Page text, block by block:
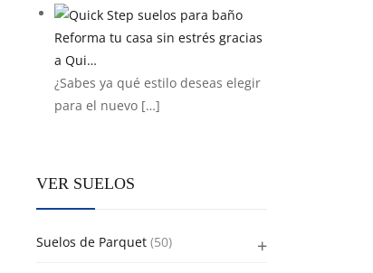
Reforma tu casa sin estrés gracias
a Qui…
¿Sabes ya qué estilo deseas elegir
para el nuevo […]
VER SUELOS
Suelos de Parquet (50)